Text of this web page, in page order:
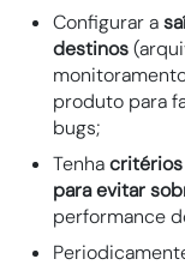
Configurar a
destinos
produto para
bugs;
Tenhacritérios
para evitar
performance